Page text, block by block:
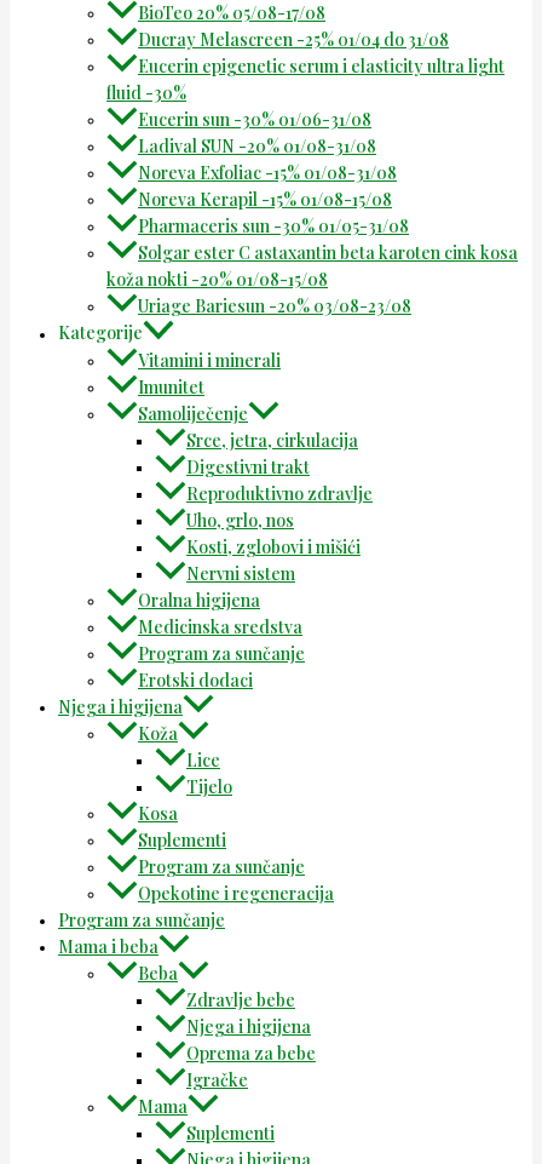
BioTeo 20% 05/08-17/08
Ducray Melascreen -25% 01/04 do 31/08
Eucerin epigenetic serum i elasticity ultra light
fluid -30%
Eucerin sun -30% 01/06-31/08
Ladival SUN -20% 01/08-31/08
Noreva Exfoliac -15% 01/08-31/08
Noreva Kerapil -15% 01/08-15/08
Pharmaceris sun -30% 01/05-31/08
Solgar ester C astaxantin beta karoten cink kosa
koža nokti -20% 01/08-15/08
Uriage Bariesun -20% 03/08-23/08
Kategorije
Vitamini i minerali
Imunitet
Samoliječenje
Srce, jetra, cirkulacija
Digestivni trakt
Reproduktivno zdravlje
Uho, grlo, nos
Kosti, zglobovi i mišići
Nervni sistem
Oralna higijena
Medicinska sredstva
Program za sunčanje
Erotski dodaci
Njega i higijena
Koža
Lice
Tijelo
Kosa
Suplementi
Program za sunčanje
Opekotine i regeneracija
Program za sunčanje
Mama i beba
Beba
Zdravlje bebe
Njega i higijena
Oprema za bebe
Igračke
Mama
Suplementi